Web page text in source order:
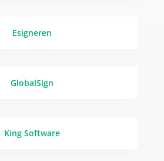
Esigneren
GlobalSign
King Software